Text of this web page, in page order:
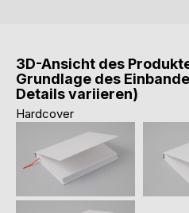
3D-Ansicht des
Grundlage des
Details variieren)
Hardcover